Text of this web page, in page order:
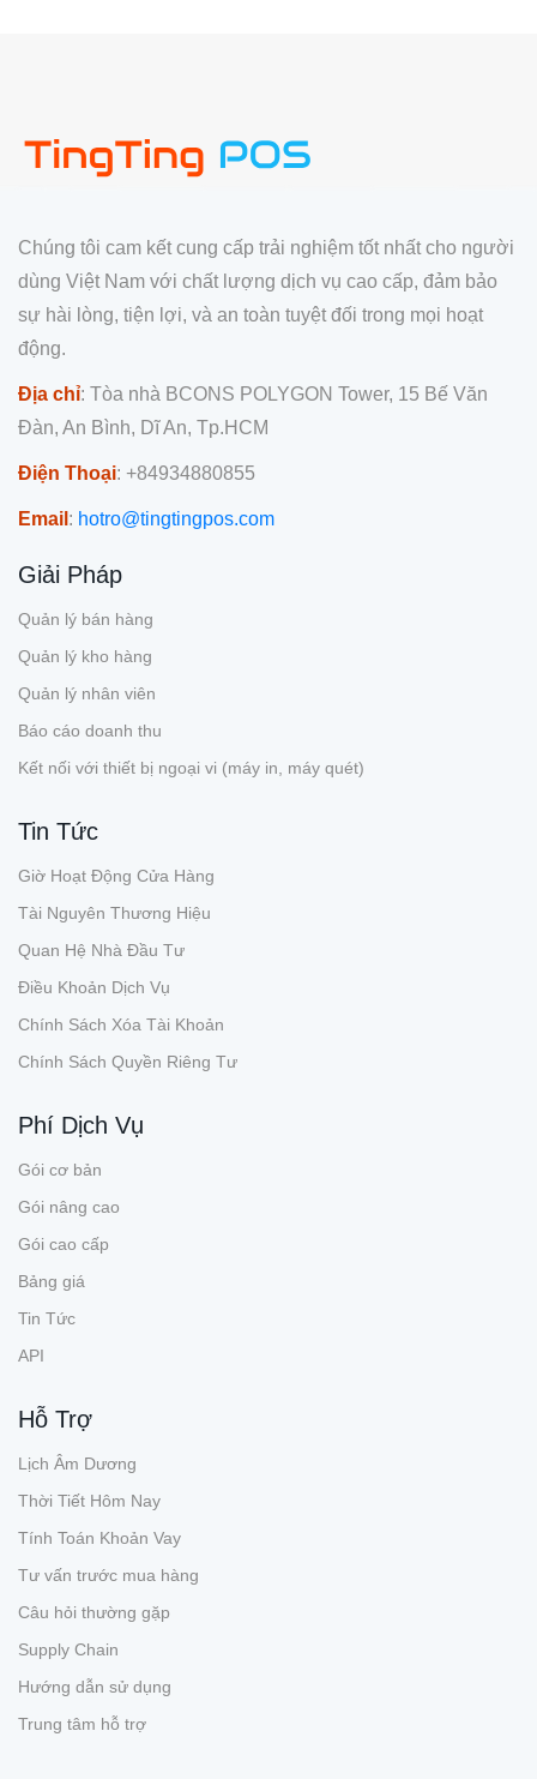
Chúng tôi cam kết cung cấp trải nghiệm tốt nhất cho người
dùng Việt Nam với chất lượng dịch vụ cao cấp, đảm bảo
sự hài lòng, tiện lợi, và an toàn tuyệt đối trong mọi hoạt
động.
Địa chỉ: Tòa nhà BCONS POLYGON Tower, 15 Bế Văn
Đàn, An Bình, Dĩ An, Tp.HCM
Điện Thoại: +84934880855
Email : hotro@tingtingpos.com
Giải Pháp
Quản lý bán hàng
Quản lý kho hàng
Quản lý nhân viên
Báo cáo doanh thu
Kết nối với thiết bị ngoại vi (máy in, máy quét)
Tin Tức
Giờ Hoạt Động Cửa Hàng
Tài Nguyên Thương Hiệu
Quan Hệ Nhà Đầu Tư
Điều Khoản Dịch Vụ
Chính Sách Xóa Tài Khoản
Chính Sách Quyền Riêng Tư
Phí Dịch Vụ
Gói cơ bản
Gói nâng cao
Gói cao cấp
Bảng giá
Tin Tức
API
Hỗ Trợ
Lịch Âm Dương
Thời Tiết Hôm Nay
Tính Toán Khoản Vay
Tư vấn trước mua hàng
Câu hỏi thường gặp
Supply Chain
Hướng dẫn sử dụng
Trung tâm hỗ trợ